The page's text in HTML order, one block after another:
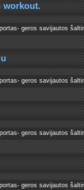
workout.
geros savijautos
geros savijautos
geros savijautos
geros savijautos